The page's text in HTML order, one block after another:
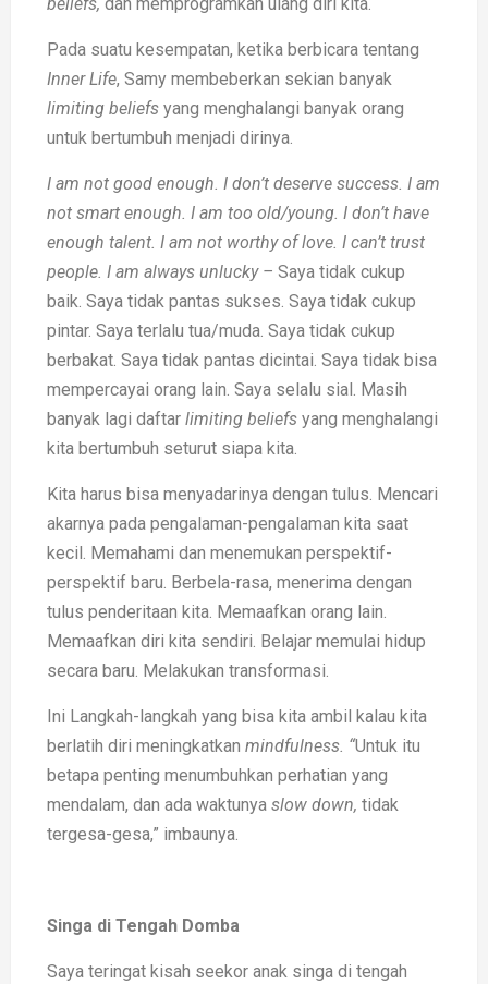
Pada suatu kesempatan, ketika berbicara tentang
Inner Life, Samy membeberkan sekian banyak
limiting beliefs yang menghalangi banyak orang
untuk bertumbuh menjadi dirinya.
I am not good enough. I don’t deserve success. I am
not smart enough. I am too old/young. I don’t have
enough talent. I am not worthy of love. I can’t trust
people. I am always unlucky – Saya tidak cukup
baik. Saya tidak pantas sukses. Saya tidak cukup
pintar. Saya terlalu tua/muda. Saya tidak cukup
berbakat. Saya tidak pantas dicintai. Saya tidak bisa
mempercayai orang lain. Saya selalu sial. Masih
banyak lagi daftar limiting beliefs yang menghalangi
kita bertumbuh seturut siapa kita.
Kita harus bisa menyadarinya dengan tulus. Mencari
akarnya pada pengalaman-pengalaman kita saat
kecil. Memahami dan menemukan perspektif-
perspektif baru. Berbela-rasa, menerima dengan
tulus penderitaan kita. Memaafkan orang lain.
Memaafkan diri kita sendiri. Belajar memulai hidup
secara baru. Melakukan transformasi.
Ini Langkah-langkah yang bisa kita ambil kalau kita
berlatih diri meningkatkan mindfulness. “Untuk itu
betapa penting menumbuhkan perhatian yang
mendalam, dan ada waktunya slow down, tidak
tergesa-gesa,” imbaunya.
Singa di Tengah Domba
Saya teringat kisah seekor anak singa di tengah